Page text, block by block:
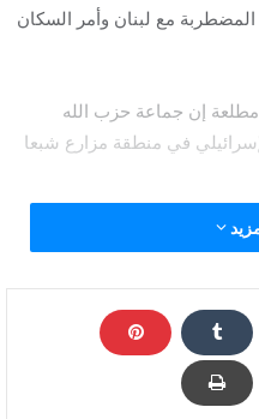
مع لبنان وأمر السكان
مطلعة إن جماعة حزب الله
في منطقة مزارع شبعا
الله جاءت رداً على هجوم
محتملة من قبل حزب الله
قتلت غارة إسرائيلية جوية في
الماضي.